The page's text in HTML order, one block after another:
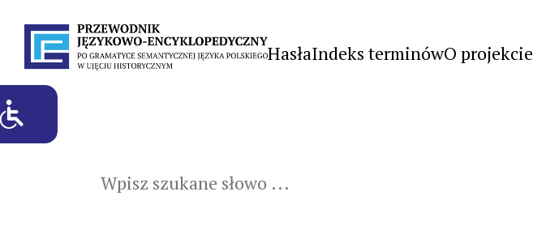
HasłaIndeks terminówO projekcie